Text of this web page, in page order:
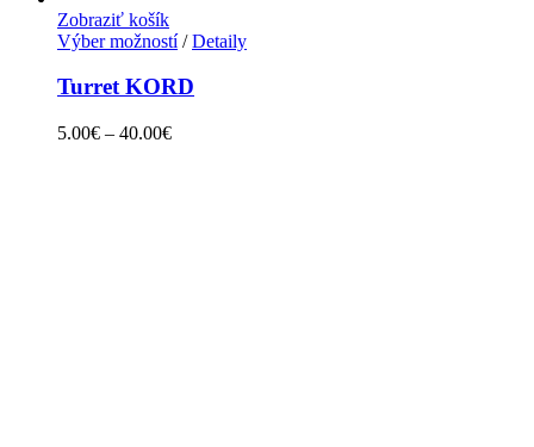
Zobraziť košík
Výber možností/ Detaily
Turret KORD
5.00€ – 40.00€